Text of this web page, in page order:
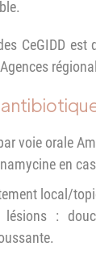
CeGIDD est
voie orale
en
local/
lésions :